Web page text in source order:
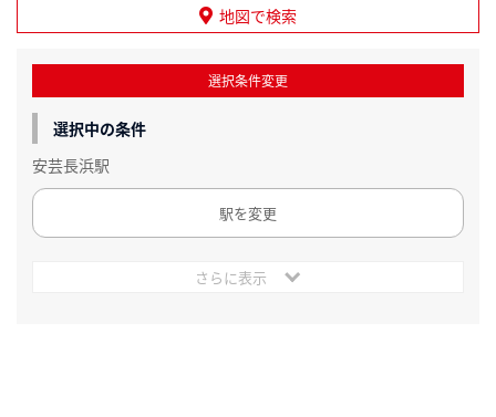
地図で検索
選択条件変更
選択中の条件
安芸長浜駅
駅を変更
さらに表示